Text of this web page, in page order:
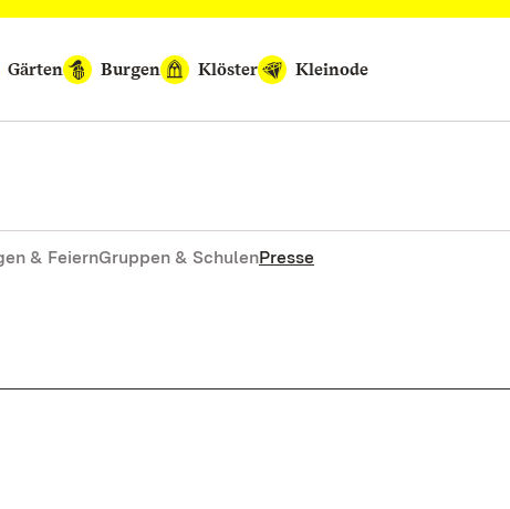
Gärten Burgen Klöster Kleinode
& FeiernGruppen & SchulenPresse